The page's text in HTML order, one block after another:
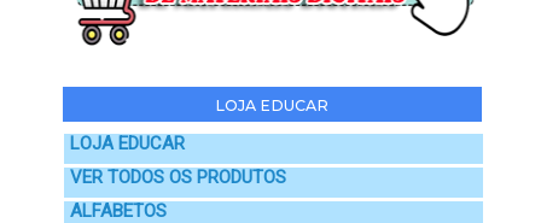
LOJA EDUCAR
LOJA EDUCAR
VER TODOS OS PRODUTOS
ALFABETOS